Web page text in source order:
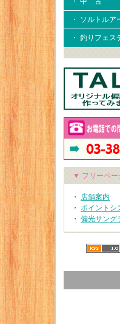
・ ソルトルア
・ 釣りフェス
▼ フリーペー
・ 店舗案内
・ ポイントシ
・ 偏光サング